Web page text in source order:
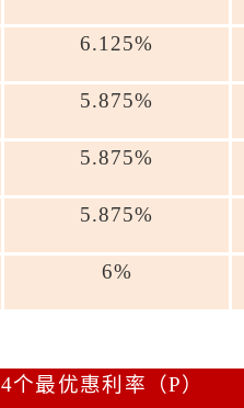
6.125%
5.875%
5.875%
5.875%
6%
4个最优惠利率（P）